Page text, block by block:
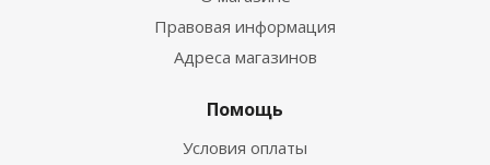
Правовая информация
Адреса магазинов
Помощь
Условия оплаты